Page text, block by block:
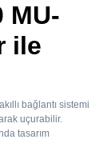
MU-
ile
bağlantı sistemi
uçurabilir.
tasarım